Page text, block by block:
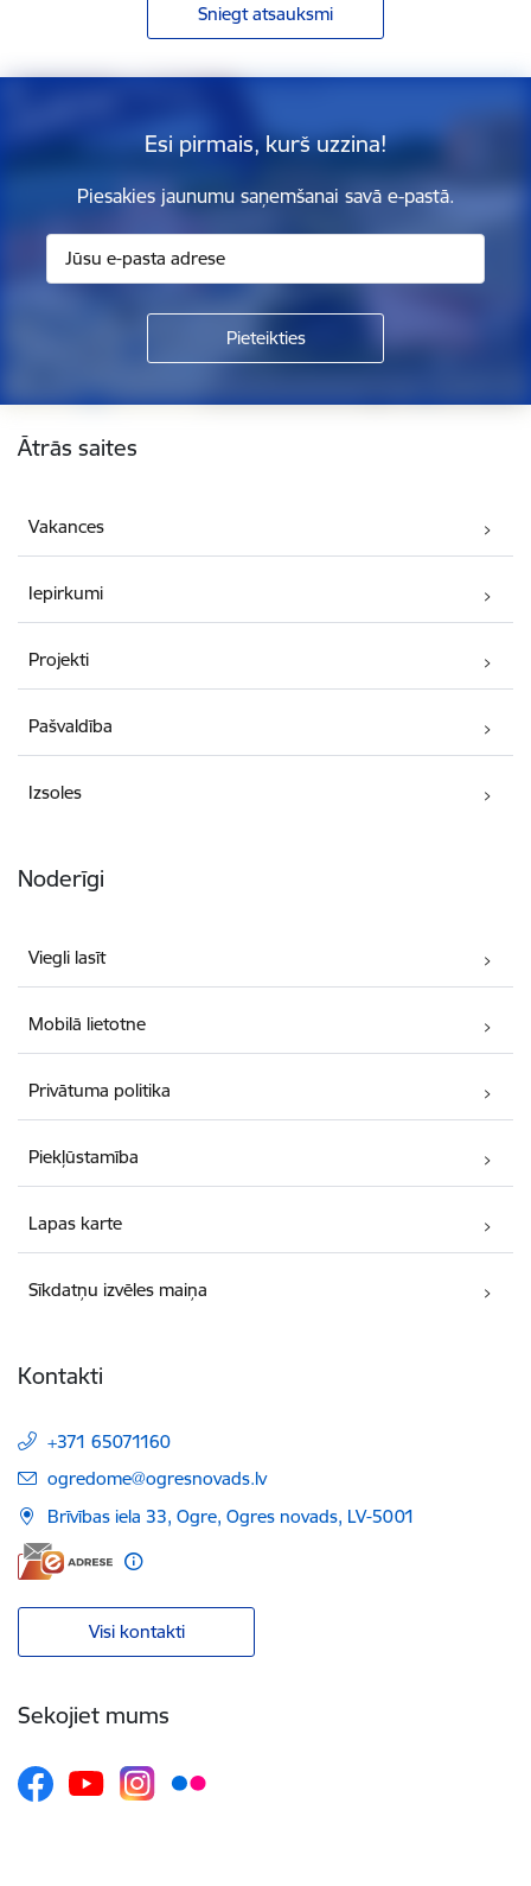
Sniegt atsauksmi
Esi pirmais, kurš uzzina!
Piesakies jaunumu saņemšanai savā e-pastā.
Ātrās saites
Vakances
Iepirkumi
Projekti
Pašvaldība
Izsoles
Noderīgi
Viegli lasīt
Mobilā lietotne
Privātuma politika
Piekļūstamība
Lapas karte
Sīkdatņu izvēles maiņa
Kontakti
+371 65071160
E-pasts:
ogredome@ogresnovads.lv
Brīvības iela 33, Ogre, Ogres novads, LV-5001
Visi kontakti
Sekojiet mums